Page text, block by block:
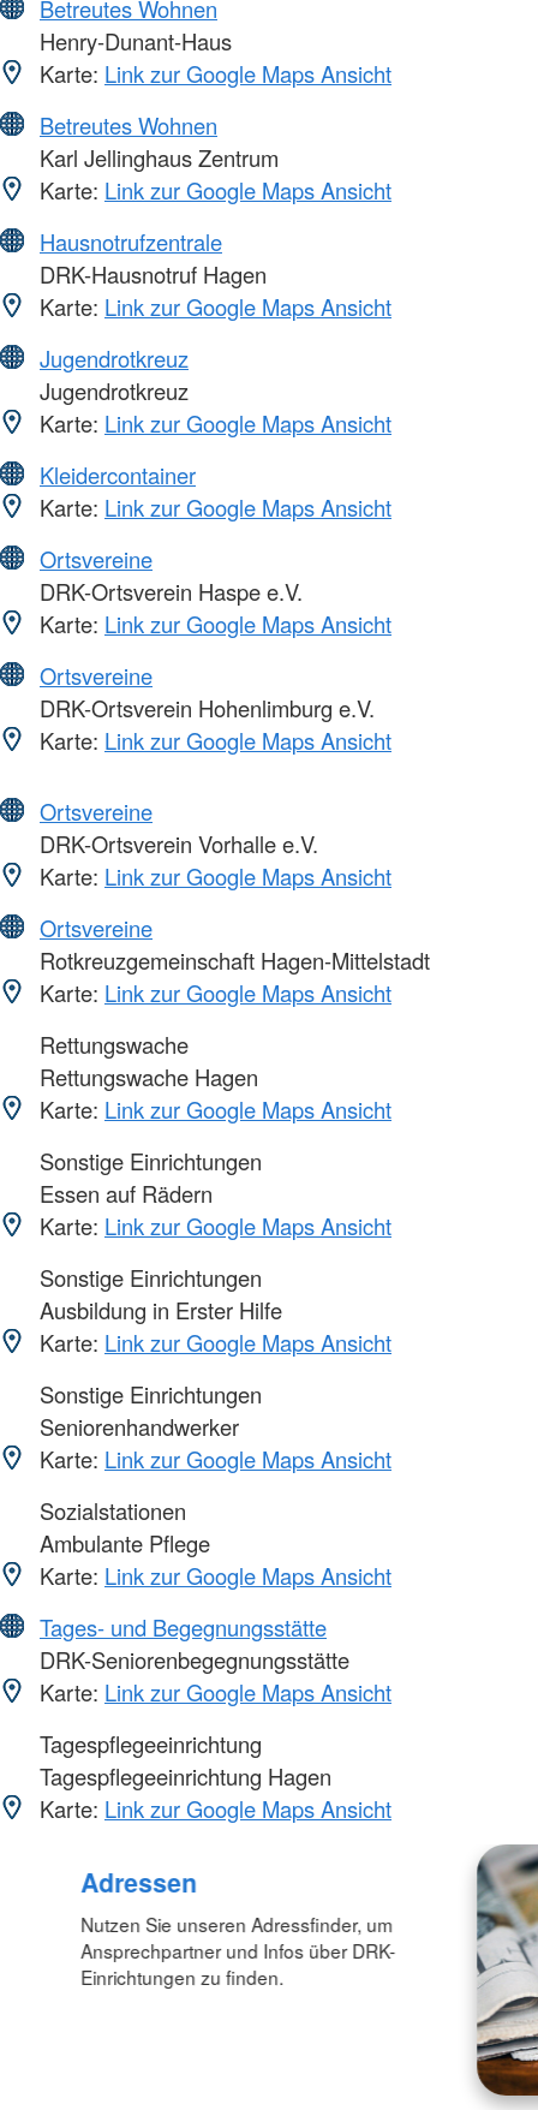
Betreutes Wohnen
Henry-Dunant-Haus
Karte: Link zur Google Maps Ansicht
Betreutes Wohnen
Karl Jellinghaus Zentrum
Karte: Link zur Google Maps Ansicht
Hausnotrufzentrale
DRK-Hausnotruf Hagen
Karte: Link zur Google Maps Ansicht
Jugendrotkreuz
Jugendrotkreuz
Karte: Link zur Google Maps Ansicht
Kleidercontainer
Karte: Link zur Google Maps Ansicht
Ortsvereine
DRK-Ortsverein Haspe e.V.
Karte: Link zur Google Maps Ansicht
Ortsvereine
DRK-Ortsverein Hohenlimburg e.V.
Karte: Link zur Google Maps Ansicht
Ortsvereine
DRK-Ortsverein Vorhalle e.V.
Karte: Link zur Google Maps Ansicht
Ortsvereine
Rotkreuzgemeinschaft Hagen-Mittelstadt
Karte: Link zur Google Maps Ansicht
Rettungswache
Rettungswache Hagen
Karte: Link zur Google Maps Ansicht
Sonstige Einrichtungen
Essen auf Rädern
Karte: Link zur Google Maps Ansicht
Sonstige Einrichtungen
Ausbildung in Erster Hilfe
Karte: Link zur Google Maps Ansicht
Sonstige Einrichtungen
Seniorenhandwerker
Karte: Link zur Google Maps Ansicht
Sozialstationen
Ambulante Pflege
Karte: Link zur Google Maps Ansicht
Tages- und Begegnungsstätte
DRK-Seniorenbegegnungsstätte
Karte: Link zur Google Maps Ansicht
Tagespflegeeinrichtung
Tagespflegeeinrichtung Hagen
Karte: Link zur Google Maps Ansicht
Adressen
Nutzen Sie unseren Adressfinder, um
Ansprechpartner und Infos über DRK-
Einrichtungen zu finden.